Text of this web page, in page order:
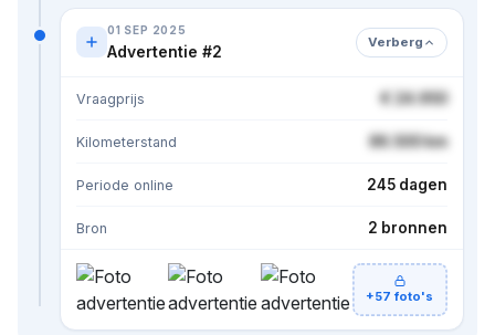
01 SEP 2025
Advertentie #2 Verberg
Vraagprijs € 24.950
Kilometerstand 86.500 km
Periode online 245 dagen
Bron 2 bronnen
+57 foto's